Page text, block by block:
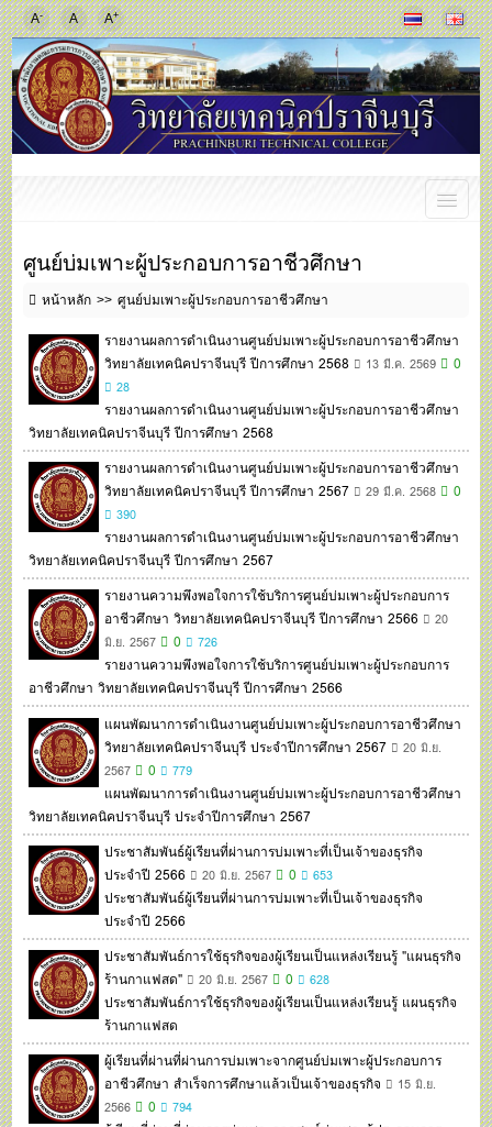
A- A A+
ศูนย์บ่มเพาะผู้ประกอบการอาชีวศึกษา
หน้าหลัก
ศูนย์บ่มเพาะผู้ประกอบการอาชีวศึกษา
รายงานผลการดำเนินงานศูนย์บ่มเพาะผู้ประกอบการอาชีวศึกษา
วิทยาลัยเทคนิคปราจีนบุรี ปีการศึกษา 2568
13 มี.ค. 2569 0
28
รายงานผลการดำเนินงานศูนย์บ่มเพาะผู้ประกอบการอาชีวศึกษา
วิทยาลัยเทคนิคปราจีนบุรี ปีการศึกษา 2568
รายงานผลการดำเนินงานศูนย์บ่มเพาะผู้ประกอบการอาชีวศึกษา
วิทยาลัยเทคนิคปราจีนบุรี ปีการศึกษา 2567
29 มี.ค. 2568 0
390
รายงานผลการดำเนินงานศูนย์บ่มเพาะผู้ประกอบการอาชีวศึกษา
วิทยาลัยเทคนิคปราจีนบุรี ปีการศึกษา 2567
รายงานความพึงพอใจการใช้บริการศูนย์บ่มเพาะผู้ประกอบการ
อาชีวศึกษา วิทยาลัยเทคนิคปราจีนบุรี ปีการศึกษา 2566
20
มิ.ย. 2567
0 726
รายงานความพึงพอใจการใช้บริการศูนย์บ่มเพาะผู้ประกอบการ
อาชีวศึกษา วิทยาลัยเทคนิคปราจีนบุรี ปีการศึกษา 2566
แผนพัฒนาการดำเนินงานศูนย์บ่มเพาะผู้ประกอบการอาชีวศึกษา
วิทยาลัยเทคนิคปราจีนบุรี ประจำปีการศึกษา 2567
20 มิ.ย.
2567
0 779
แผนพัฒนาการดำเนินงานศูนย์บ่มเพาะผู้ประกอบการอาชีวศึกษา
วิทยาลัยเทคนิคปราจีนบุรี ประจำปีการศึกษา 2567
ประชาสัมพันธ์ผู้เรียนที่ผ่านการบ่มเพาะที่เป็นเจ้าของธุรกิจ
ประจำปี 2566
20 มิ.ย. 2567 0 653
ประชาสัมพันธ์ผู้เรียนที่ผ่านการบ่มเพาะที่เป็นเจ้าของธุรกิจ
ประจำปี 2566
ประชาสัมพันธ์การใช้ธุรกิจของผู้เรียนเป็นแหล่งเรียนรู้ "แผนธุรกิจ
ร้านกาแฟสด"
20 มิ.ย. 2567 0 628
ประชาสัมพันธ์การใช้ธุรกิจของผู้เรียนเป็นแหล่งเรียนรู้ แผนธุรกิจ
ร้านกาแฟสด
ผู้เรียนที่ผ่านที่ผ่านการบ่มเพาะจากศูนย์บ่มเพาะผู้ประกอบการ
อาชีวศึกษา สำเร็จการศึกษาแล้วเป็นเจ้าของธุรกิจ
15 มิ.ย.
2566
0 794